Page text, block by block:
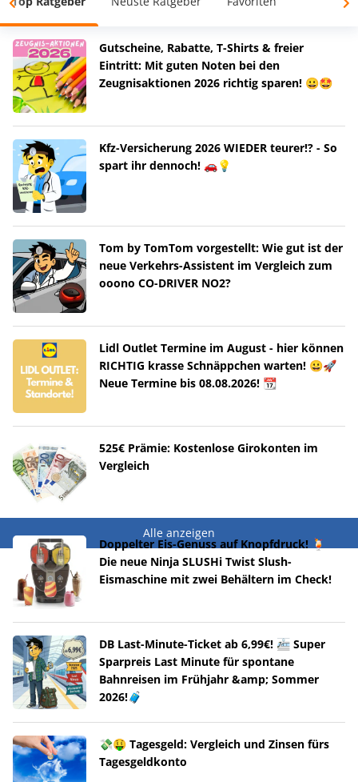
Gutscheine, Rabatte, T-Shirts & freier
Eintritt: Mit guten Noten bei den
Zeugnisaktionen 2026 richtig sparen! 😀🤩
Kfz-Versicherung 2026 WIEDER teurer!? - So
spart ihr dennoch! 🚗💡
Tom by TomTom vorgestellt: Wie gut ist der
neue Verkehrs-Assistent im Vergleich zum
ooono CO-DRIVER NO2?
Lidl Outlet Termine im August - hier können
RICHTIG krasse Schnäppchen warten! 😀🚀
Neue Termine bis 08.08.2026! 📆
525€ Prämie: Kostenlose Girokonten im
Vergleich
Alle anzeigen
Doppelter Eis-Genuss auf Knopfdruck! 🍹
Die neue Ninja SLUSHi Twist Slush-
Eismaschine mit zwei Behältern im Check!
DB Last-Minute-Ticket ab 6,99€! 🚈 Super
Sparpreis Last Minute für spontane
Bahnreisen im Frühjahr &amp; Sommer
2026!🧳
💸🤑 Tagesgeld: Vergleich und Zinsen fürs
Tagesgeldkonto